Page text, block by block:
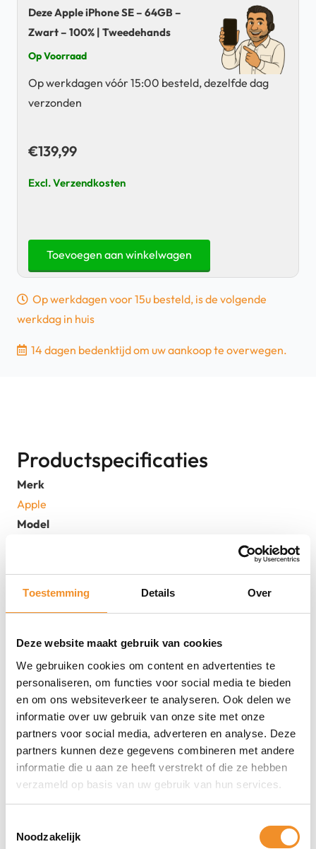
Toestemming Details Over
Deze website maakt gebruik van cookies
We gebruiken cookies om content en advertenties te
personaliseren, om functies voor social media te bieden
en om ons websiteverkeer te analyseren. Ook delen we
informatie over uw gebruik van onze site met onze
partners voor social media, adverteren en analyse. Deze
partners kunnen deze gegevens combineren met andere
informatie die u aan ze heeft verstrekt of die ze hebben
verzameld op basis van uw gebruik van hun services.
Noodzakelijk
Deze Apple iPhone SE – 64GB –
Zwart – 100% | Tweedehands
Op Voorraad
Op werkdagen vóór 15:00 besteld, dezelfde dag
verzonden
€139,99
Excl. Verzendkosten
Apple
iPhone
SE
-
64GB
aantal
Toevoegen aan winkelwagen
Op werkdagen voor 15u besteld, is de volgende
werkdag in huis
14 dagen bedenktijd om uw aankoop te overwegen.
Productspecificaties
Merk
Apple
Model
0194253013198
MMX53LL/A, MMXF3PM/A, MMXF3QN/A, MMXF3ZD/A
Kleur
Zwart
Staat
2dehands